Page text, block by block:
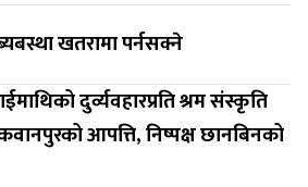
खतरामा पर्नसक्ने
दुर्व्यवहारप्रति श्रम संस्कृति
आपत्ति, निष्पक्ष छानबिनको